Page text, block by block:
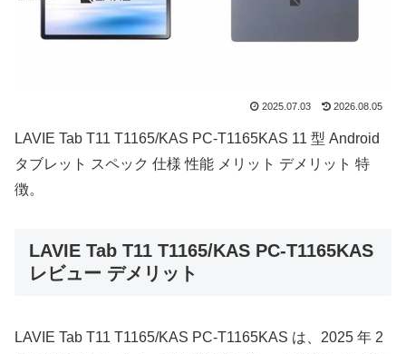
2025.07.03 2026.08.05
LAVIE Tab T11 T1165/KAS PC-T1165KAS 11 型 Android
タブレット スペック 仕様 性能 メリット デメリット 特
徴。
LAVIE Tab T11 T1165/KAS PC-T1165KAS
レビュー デメリット
LAVIE Tab T11 T1165/KAS PC-T1165KAS は、2025 年 2